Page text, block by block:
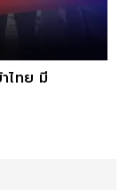
ไทย มี